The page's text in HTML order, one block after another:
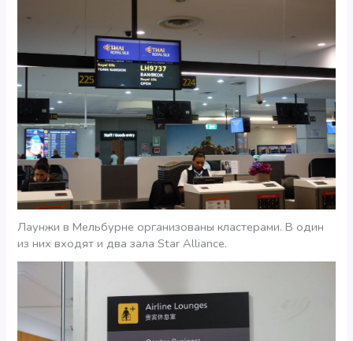
Лаунжи в Мельбурне организованы кластерами. В один
из них входят и два зала Star Alliance.